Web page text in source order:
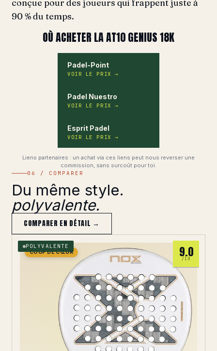
conçue pour des joueurs qui frappent juste à
90 % du temps.
OÙ ACHETER LA AT10 GENIUS 18K
Padel-Point
VOIR LE PRIX→
Padel Nuestro
VOIR LE PRIX→
Esprit Padel
VOIR LE PRIX→
Liens partenaires : un achat via ces liens peut nous reverser une
commission, sans surcoût pour toi.
06 / COMPARER
Du même style.
polyvalente.
COMPARER EN DÉTAIL →
COUP DE CŒUR
POLYVALENTE 9.0
/10